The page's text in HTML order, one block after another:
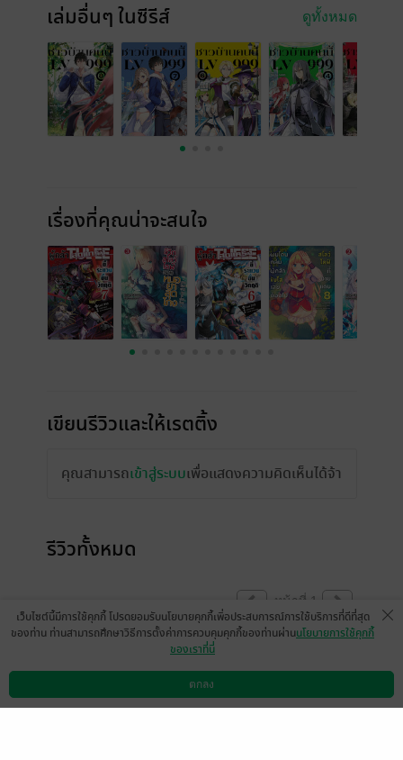
เล่มอื่นๆ ในซีรีส์ ดูทั้งหมด
เรื่องที่คุณน่าจะสนใจ
เขียนรีวิวและให้เรตติ้ง
คุณสามารถเข้าสู่ระบบเพื่อแสดงความคิดเห็นได้จ้า
รีวิวทั้งหมด
หน้าที่ 1
มีแล้ว -
ดาวน์โหลดแอป วิธีการใช้งาน ติดต่อเรา
เว็บไซต์นี้มีการใช้คุกกี้ โปรดยอมรับนโยบายคุกกี้เพื่อประสบการณ์การใช้บริการที่ดีที่สุด
ของท่าน ท่านสามารถศึกษาวิธีการตั้งค่าการควบคุมคุกกี้ของท่านผ่านนโยบายการใช้คุกกี้
ของเราที่นี่
ตกลง